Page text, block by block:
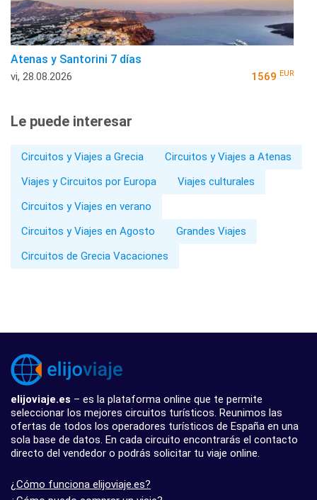
Atenas y Santorini 7 días
vi, 28.08.2026 1569 EUR
Le puede interesar
Circuitos y Viajes a Grecia
Circuitos y Viajes a Atenas
Viajes y Circuitos por Europa
Viajes culturales
Circuitos y Viajes en verano
Circuitos y Viajes en Agosto
Grandes Viajes
Circuitos de Grecia Vacaciones
elijoviaje.es – es la plataforma online que te permite
seleccionar los mejores circuitos turísticos. Reunimos las
ofertas de todos los operadores turísticos de España en una
sola base de datos. En cada circuito encontrarás el contacto
directo del vendedor o podrás solicitar tu viaje online.
¿Cómo funciona elijoviaje.es?